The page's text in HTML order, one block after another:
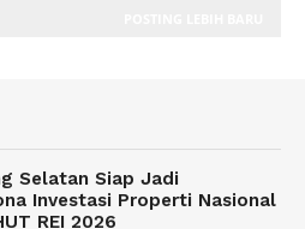
Selatan Siap Jadi
Investasi Properti Nasional
REI 2026